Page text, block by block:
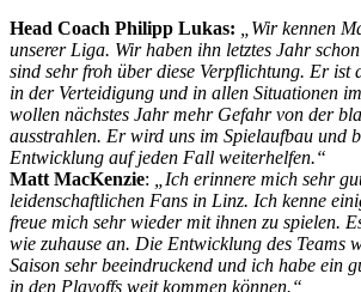
Head Coach Philipp Lukas:
„Wir kennen
unserer Liga. Wir haben ihn letztes Jahr
sind sehr froh über diese Verpflichtung. Er ist
in der Verteidigung und in allen Situationen
wollen nächstes Jahr mehr Gefahr von der
ausstrahlen. Er wird uns im Spielaufbau und
Entwicklung auf jeden Fall weiterhelfen.“
Matt MacKenzie:
„Ich erinnere mich sehr
leidenschaftlichen Fans in Linz. Ich kenne
freue mich sehr wieder mit ihnen zu spielen.
wie zuhause an. Die Entwicklung des Teams
Saison sehr beeindruckend und ich habe ein
in den Playoffs weit kommen können.“